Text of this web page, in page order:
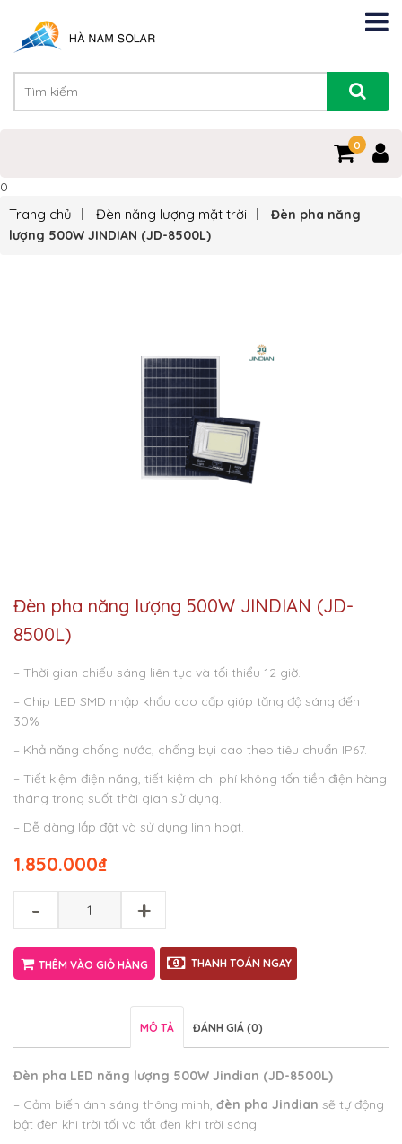
0
0
Trang chủ Đèn năng lượng mặt trời
Đèn pha năng
lượng 500W JINDIAN (JD-8500L)
Đèn pha năng lượng 500W JINDIAN (JD-
8500L)
– Thời gian chiếu sáng liên tục và tối thiểu 12 giờ.
– Chip LED SMD nhập khẩu cao cấp giúp tăng độ sáng đến
30%
– Khả năng chống nước, chống bụi cao theo tiêu chuẩn IP67.
– Tiết kiệm điện năng, tiết kiệm chi phí không tốn tiền điện hàng
tháng trong suốt thời gian sử dụng.
– Dễ dàng lắp đặt và sử dụng linh hoạt.
₫
1.850.000
- +
THÊM VÀO GIỎ HÀNG THANH TOÁN NGAY
MÔ TẢ ĐÁNH GIÁ (0)
Đèn pha LED năng lượng 500W Jindian (JD-8500L)
– Cảm biến ánh sáng thông minh, đèn pha Jindian sẽ tự động
bật đèn khi trời tối và tắt đèn khi trời sáng